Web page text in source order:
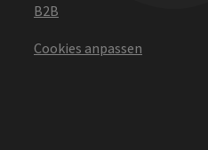
B2B
Cookies anpassen